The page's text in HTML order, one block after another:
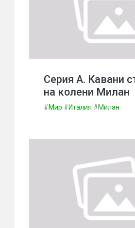
Серия А. Кавани
на колени Милан
#Мир #Италия #Милан